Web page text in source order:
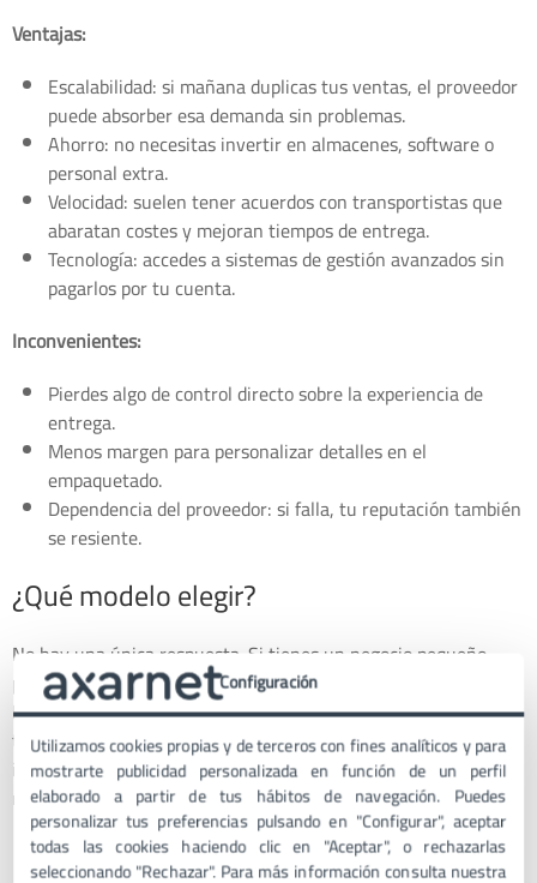
Ventajas:
Escalabilidad: si mañana duplicas tus ventas, el proveedor
puede absorber esa demanda sin problemas.
Ahorro: no necesitas invertir en almacenes, software o
personal extra.
Velocidad: suelen tener acuerdos con transportistas que
abaratan costes y mejoran tiempos de entrega.
Tecnología: accedes a sistemas de gestión avanzados sin
pagarlos por tu cuenta.
Inconvenientes:
Pierdes algo de control directo sobre la experiencia de
entrega.
Menos margen para personalizar detalles en el
empaquetado.
Dependencia del proveedor: si falla, tu reputación también
se resiente.
¿Qué modelo elegir?
No hay una única respuesta. Si tienes un negocio pequeño,
puede que al principio el fulfillment interno sea suficiente.
Pero si tu objetivo es crecer y llegar a más clientes, tarde o
temprano tendrás que valorar la externalización. Lo
importante es analizar tus recursos, el volumen de pedidos y el
nivel de experiencia que quieres dar al cliente.
Configuración
Utilizamos cookies propias y de terceros con fines analíticos y para
mostrarte publicidad personalizada en función de un perfil
elaborado a partir de tus hábitos de navegación. Puedes
personalizar tus preferencias pulsando en "Configurar", aceptar
todas las cookies haciendo clic en "Aceptar", o rechazarlas
seleccionando "Rechazar". Para más información consulta nuestra